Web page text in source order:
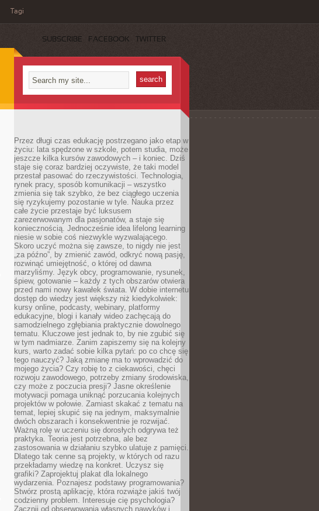
Tagi
SUBSCRIBE FACEBOOK TWITTER
Przez długi czas edukację postrzegano jako etap w
życiu: lata spędzone w szkole, potem studia, może
jeszcze kilka kursów zawodowych – i koniec. Dziś
staje się coraz bardziej oczywiste, że taki model
przestał pasować do rzeczywistości. Technologia,
rynek pracy, sposób komunikacji – wszystko
zmienia się tak szybko, że bez ciągłego uczenia
się ryzykujemy pozostanie w tyle. Nauka przez
całe życie przestaje być luksusem
zarezerwowanym dla pasjonatów, a staje się
koniecznością. Jednocześnie idea lifelong learning
niesie w sobie coś niezwykle wyzwalającego.
Skoro uczyć można się zawsze, to nigdy nie jest
„za późno”, by zmienić zawód, odkryć nową pasję,
rozwinąć umiejętność, o której od dawna
marzyliśmy. Język obcy, programowanie, rysunek,
śpiew, gotowanie – każdy z tych obszarów otwiera
przed nami nowy kawałek świata. W dobie internetu
dostęp do wiedzy jest większy niż kiedykolwiek:
kursy online, podcasty, webinary, platformy
edukacyjne, blogi i kanały wideo zachęcają do
samodzielnego zgłębiania praktycznie dowolnego
tematu. Kluczowe jest jednak to, by nie zgubić się
w tym nadmiarze. Zanim zapiszemy się na kolejny
kurs, warto zadać sobie kilka pytań: po co chcę się
tego nauczyć? Jaką zmianę ma to wprowadzić do
mojego życia? Czy robię to z ciekawości, chęci
rozwoju zawodowego, potrzeby zmiany środowiska,
czy może z poczucia presji? Jasne określenie
motywacji pomaga uniknąć porzucania kolejnych
projektów w połowie. Zamiast skakać z tematu na
temat, lepiej skupić się na jednym, maksymalnie
dwóch obszarach i konsekwentnie je rozwijać.
Ważną rolę w uczeniu się dorosłych odgrywa też
praktyka. Teoria jest potrzebna, ale bez
zastosowania w działaniu szybko ulatuje z pamięci.
Dlatego tak cenne są projekty, w których od razu
przekładamy wiedzę na konkret. Uczysz się
grafiki? Zaprojektuj plakat dla lokalnego
wydarzenia. Poznajesz podstawy programowania?
Stwórz prostą aplikację, która rozwiąże jakiś twój
codzienny problem. Interesuje cię psychologia?
Zacznij od obserwowania własnych nawyków i